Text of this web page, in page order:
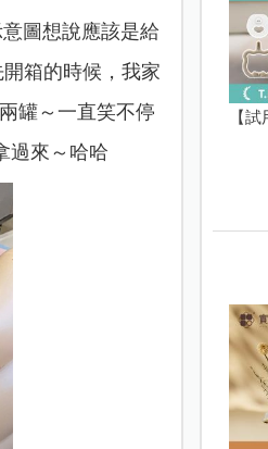
圖想說應該是給
箱的時候，我家
罐～一直笑不停
過來～哈哈
【